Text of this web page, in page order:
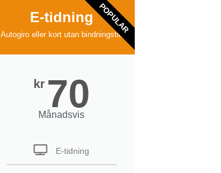
E-tidning
Autogiro eller kort utan bindningstid
kr 70
Månadsvis
E-tidning
POPULAR